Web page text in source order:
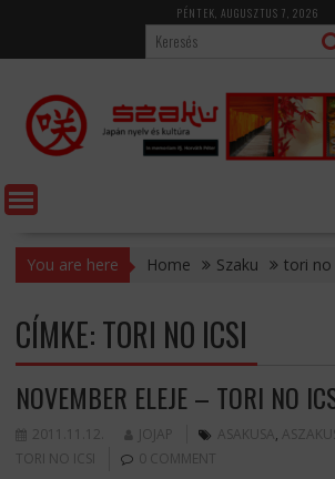
content
PÉNTEK, AUGUSZTUS 7, 2026
You are here Home Szaku tori no
CÍMKE:TORI NO ICSI
NOVEMBER ELEJE – TORI NO
2011.11.12. JOJAP ASAKUSA,
TORI NO ICSI
0 COMMENT